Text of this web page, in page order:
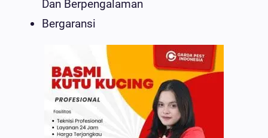
Dan Berpengalaman
Bergaransi